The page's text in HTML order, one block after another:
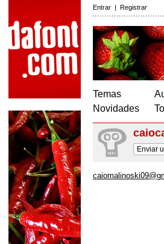
Entrar | Registrar
Temas
Novidades
Enviar